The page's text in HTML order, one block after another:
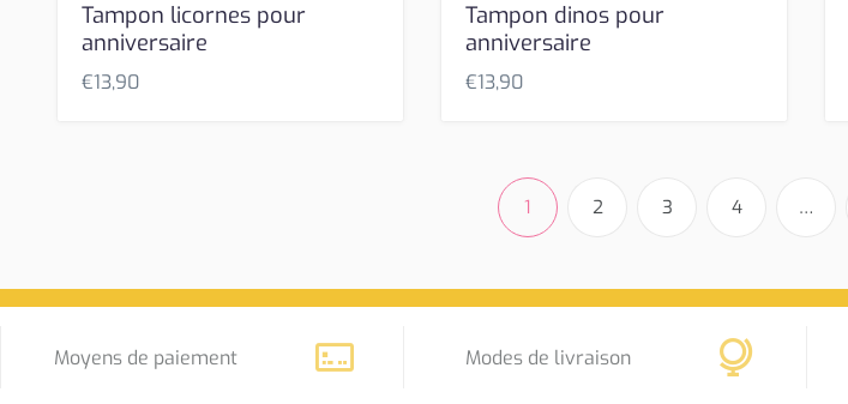
Tampon licornes pour
anniversaire
€13,90
Tampon dinos pour
anniversaire
€13,90
1 2 3 4 …
Moyens de paiement Modes de livraison